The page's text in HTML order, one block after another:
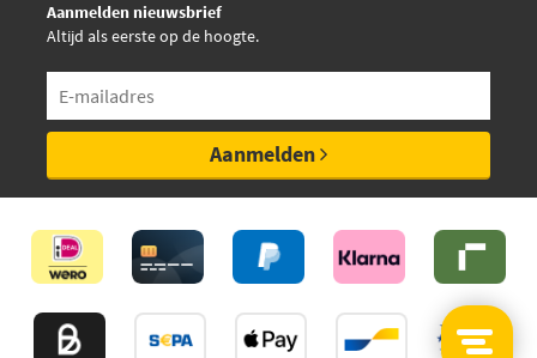
Aanmelden nieuwsbrief
Altijd als eerste op de hoogte.
Aanmelden